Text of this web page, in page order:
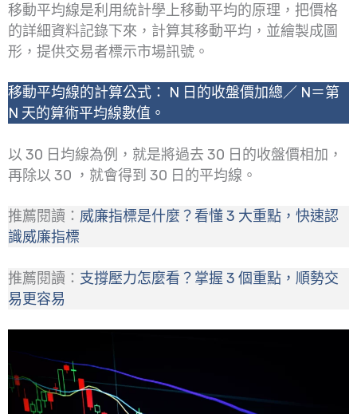
移動平均線是利用統計學上移動平均的原理，把價格
的詳細資料記錄下來，計算其移動平均，並繪製成圖
形，提供交易者標示市場訊號。
移動平均線的計算公式： N 日的收盤價加總／ N＝第
N 天的算術平均線數值。
以 30 日均線為例，就是將過去 30 日的收盤價相加，
再除以 30 ，就會得到 30 日的平均線。
推薦閱讀： 威廉指標是什麼？看懂 3 大重點，快速認
識威廉指標
推薦閱讀： 支撐壓力怎麼看？掌握 3 個重點，順勢交
易更容易